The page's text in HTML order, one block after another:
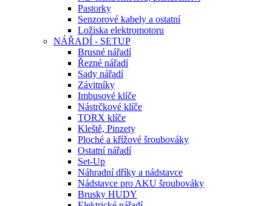
Pastorky
Senzorové kabely a ostatní
Ložiska elektromotoru
NÁŘADÍ - SETUP
Brusné nářadí
Řezné nářadí
Sady nářadí
Závitníky
Imbusové klíče
Nástrčkové klíče
TORX klíče
Kleště, Pinzety
Ploché a křížové šroubováky
Ostatní nářadí
Set-Up
Náhradní dříky a nádstavce
Nádstavce pro AKU šroubováky
Brusky HUDY